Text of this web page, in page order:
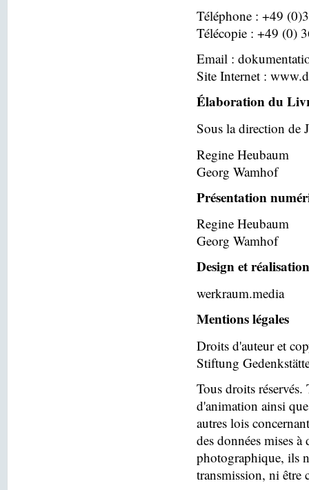
Téléphone : +49
Télécopie : +49 (0)
Email :
Site Internet :
Élaboration du
Sous la direction de
Regine Heubaum
Georg Wamhof
Présentation
Regine Heubaum
Georg Wamhof
Design et réalisation
werkraum.media
Mentions légales
Droits d'auteur et
Stiftung
Tous droits
d'animation ainsi
autres lois
des données mises
photographique, ils
transmission, ni être